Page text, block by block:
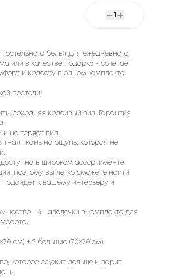
1
белья для ежедневного
или в качестве подарка - сочетает
и красоту в одном комплекте.
постели:
сохраняя красивый вид. Гарантия
и не теряет вид.
ткань на ощупь, которая не
в широком ассортименте
поэтому вы легко сможете найти
подойдет к вашему интерьеру и
- 4 наволочки в комплекте для
см) + 2 большие (70×70 см)
которое служит дольше и дарит